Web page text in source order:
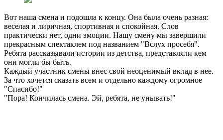
Вот наша смена и подошла к концу. Она была очень разная:
веселая и лиричная, спортивная и спокойная. Слов
практически нет, одни эмоции. Нашу смену мы завершили
прекрасным спектаклем под названием "Вслух просебя".
Ребята рассказывали истории из детства, представляли кем
они могли бы быть.
Каждый участник смены внес свой неоценимый вклад в нее.
За что хочется сказать всем и отдельно каждому огромное
"Спасибо!"
"Пора! Кончилась смена. Эй, ребята, не унывать!"